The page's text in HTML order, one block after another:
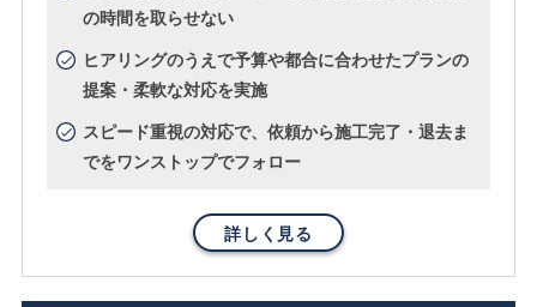
の時間を取らせない
ヒアリングのうえで予算や都合に合わせたプランの
提案・柔軟な対応を実施
スピード重視の対応で、依頼から施工完了・退去ま
でをワンストップでフォロー
詳しく見る